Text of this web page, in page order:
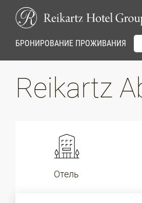
БРОНИРОВАНИЕ ПРОЖИВАНИЯ
Reikartz
Отель